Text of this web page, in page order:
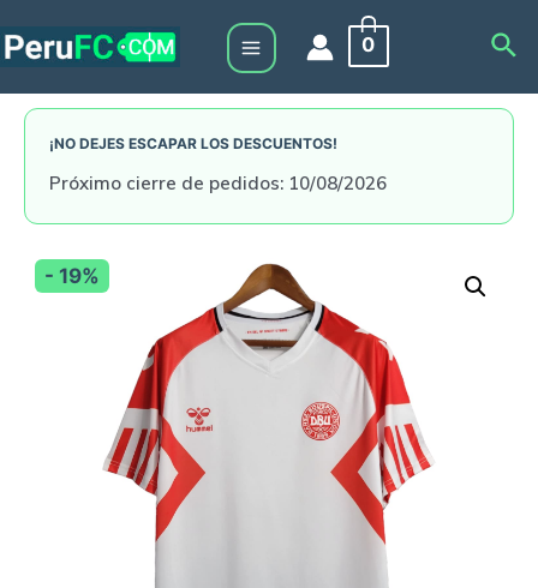
to
Main
Menu
0
¡NO DEJES ESCAPAR LOS DESCUENTOS!
Próximo cierre de pedidos: 10/08/2026
- 19%